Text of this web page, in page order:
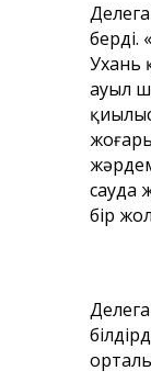
Ухань
ауыл
сауда
бір